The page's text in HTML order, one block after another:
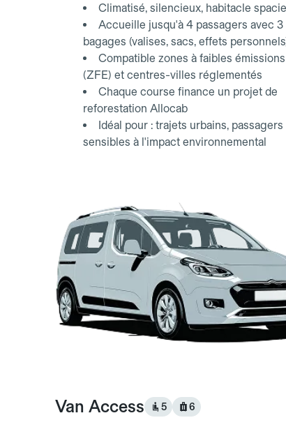
Climatisé, silencieux, habitacle
Accueille jusqu'à 4 passagers avec 3
bagages (valises, sacs, effets
Compatible zones à faibles émissions
(ZFE) et centres-villes réglementés
Chaque course finance un projet de
reforestation Allocab
Idéal pour : trajets urbains, passagers
sensibles à l'impact environnemental
Van Access 5 6